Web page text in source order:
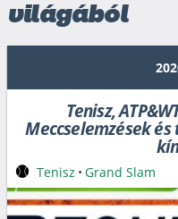
világából
Tenisz,
Meccselemzések
Tenisz • Grand Slam